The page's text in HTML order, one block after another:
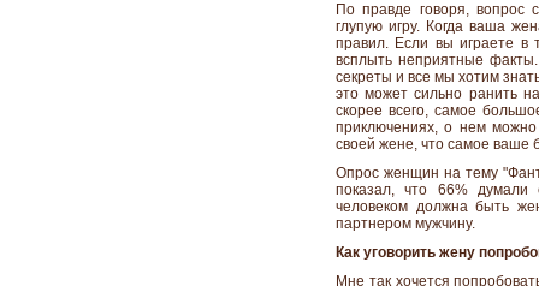
По правде говоря, вопрос
глупую игру. Когда ваша
правил. Если вы играете в
всплыть неприятные
секреты и все мы хотим
это может сильно ранить
скорее всего, самое
приключениях, о нем
своей жене, что самое ваше
Опрос женщин на тему
показал, что 66%
человеком должна быть
партнером мужчину.
Как уговорить жену
Мне так хочется